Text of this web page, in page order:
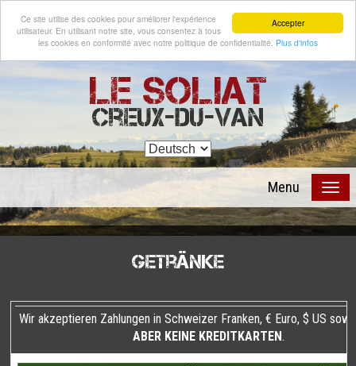
Accepter
Ce site utilise des cookies pour améliorer l'expérience
utilisateur. En utilisant notre site, vous consentez à tous
les cookies en conformité avec notre politique de confidentialité. Plus d'infos
Le Soliat
Creux-du-Van
Menu
Getränke
Wir akzeptieren Zahlungen in Schweizer Franken, € Euro, $ US
ABER KEINE KREDITKARTEN.